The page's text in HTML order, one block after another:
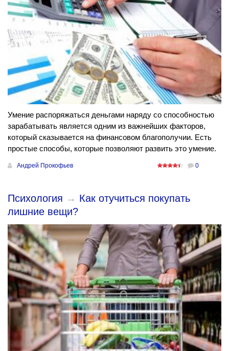
Умение распоряжаться деньгами наряду со способностью
зарабатывать является одним из важнейших факторов,
который сказывается на финансовом благополучии. Есть
простые способы, которые позволяют развить это умение.
Андрей Прокофьев 0
Психология → Как отучиться покупать
лишние вещи?